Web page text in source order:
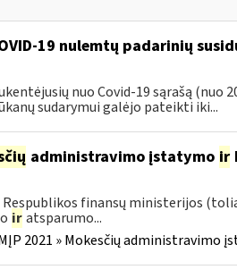
19 nulemtų padarinių
nuo Covid-19 sąrašą (nuo
sudarymui galėjo pateikti iki...
administravimo įstatymo ir
finansų ministerijos
ir atsparumo...
2021 » Mokesčių administravimo